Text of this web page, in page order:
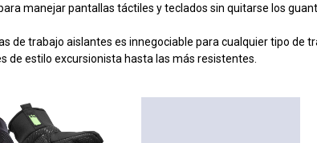
manejar pantallas táctiles y teclados sin quitarse los
de trabajo aislantes es innegociable para cualquier tipo de
de estilo excursionista hasta las más resistentes.